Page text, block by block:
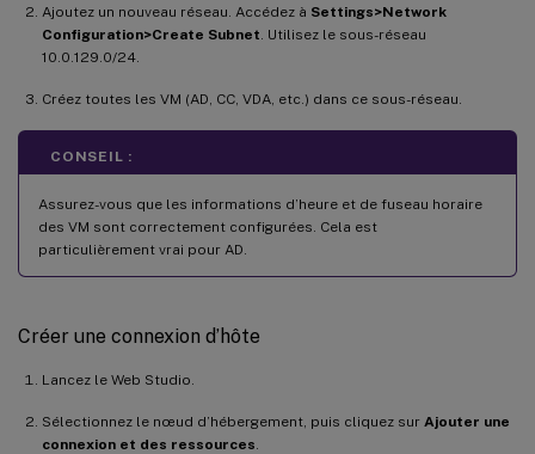
Ajoutez un nouveau réseau. Accédez à Settings>Network
Configuration>Create Subnet . Utilisez le sous-réseau
10.0.129.0/24.
Créez toutes les VM (AD, CC, VDA, etc.) dans ce sous-réseau.
CONSEIL :
Assurez-vous que les informations d’heure et de fuseau horaire
des VM sont correctement configurées. Cela est
particulièrement vrai pour AD.
Créer une connexion d’hôte
Lancez le Web Studio.
Sélectionnez le nœud d’hébergement, puis cliquez sur Ajouter une
connexion et des ressources